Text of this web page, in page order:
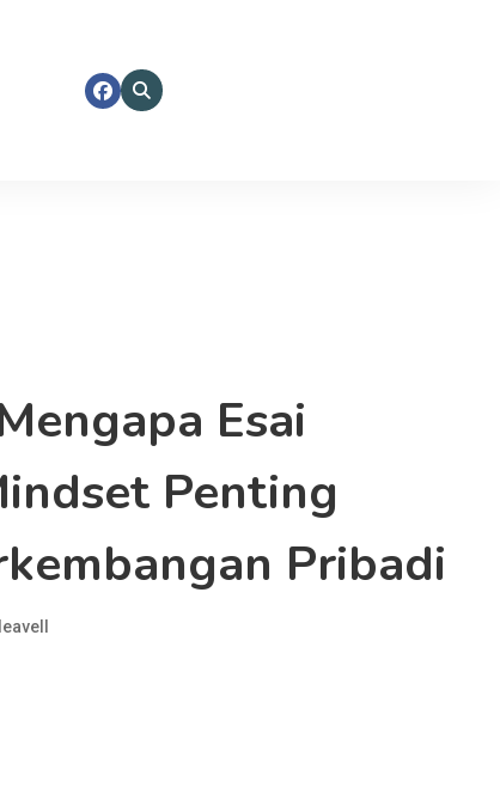
Esai
Penting
Pribadi